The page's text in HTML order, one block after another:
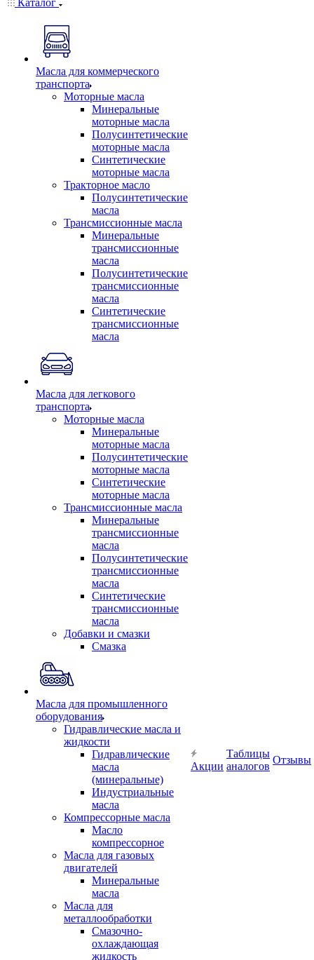
Каталог
Масла для коммерческого
транспорта
Моторные масла
Минеральные
моторные масла
Полусинтетические
моторные масла
Синтетические
моторные масла
Тракторное масло
Полусинтетические
масла
Трансмиссионные масла
Минеральные
трансмиссионные
масла
Полусинтетические
трансмиссионные
масла
Синтетические
трансмиссионные
масла
Масла для легкового
транспорта
Моторные масла
Минеральные
моторные масла
Полусинтетические
моторные масла
Синтетические
моторные масла
Трансмиссионные масла
Минеральные
трансмиссионные
масла
Полусинтетические
трансмиссионные
масла
Синтетические
трансмиссионные
масла
Добавки и смазки
Смазка
Масла для промышленного
оборудования
Гидравлические масла и
жидкости
Гидравлические
масла
(минеральные)
Индустриальные
масла
Компрессорные масла
Масло
компрессорное
Масла для газовых
двигателей
Минеральные
масла
Масла для
металлообработки
Смазочно-
охлаждающая
жидкость
Акции
Таблицы
аналогов
Отзывы